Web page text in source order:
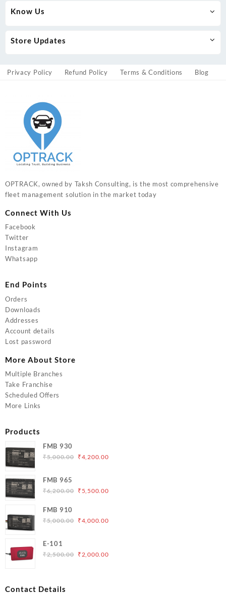
Know Us
Store Updates
Privacy Policy Refund Policy Terms & Conditions Blog
OPTRACK, owned by Taksh Consulting, is the most comprehensive
fleet management solution in the market today
Connect With Us
Facebook
Twitter
Instagram
Whatsapp
End Points
Orders
Downloads
Addresses
Account details
Lost password
More About Store
Multiple Branches
Take Franchise
Scheduled Offers
More Links
Products
FMB 930
₹5,000.00 Original
₹5,000.00.
₹4,200.00Current
FMB 965
₹6,200.00 Original
₹6,200.00.
₹ 5,500.00Current
₹5,500.00.
FMB 910
₹5,000.00 Original
₹5,000.00.
₹4,000.00Current
E-101
₹2,500.00 Original
₹2,000.00Current
Contact Details